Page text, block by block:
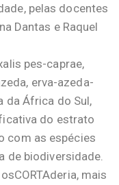
pelas docentes
Dantas e Raquel
pes-caprae,
erva-azeda-
da África do Sul,
do estrato
com as espécies
de biodiversidade.
mais